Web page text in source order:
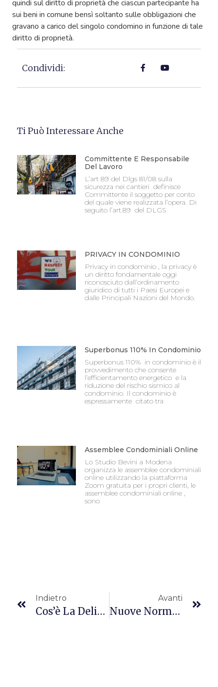
quindi sul diritto di proprietà che ciascun partecipante ha
sui beni in comune bensì soltanto sulle obbligazioni che
gravano a carico del singolo condomino in funzione di tale
diritto di proprietà.
Condividi:
Ti Può Interessare Anche
Committente E Responsabile
Del Lavoro
L’art 89 del Dlgs 81/08 sulla
sicurezza nei cantieri definisce
Committente il soggetto per conto
del quale viene realizzata l’opera. Di
seguito l’art.89 del DLGS
PRIVACY IN CONDOMINIO
Privacy in condominio , la privacy è
un diritto fondamentale oggi
riconosciuto dall’ordinamento
giuridico di tutti i Paesi Europei e
dalle Principali Nazioni del Mondo.
Superbonus 110% In Condominio
Superbonus 110% in condominio è il
provvedimento che consente
l’efficientamento energetico e la
riduzione del rischio sismico al
condominio. Il condominio è
espressamente citato tra
Assemblee Condominiali Online
Lo Studio Bevini a Modena
organizza le assemblee condominiali
online utilizzando la piattaforma
Zoom gratuita per i propri clienti, le
assemblee condominiali online ,
sono
Indietro
Cos’è La Delibera
Avanti
Nuove Norme Antincendio Per Condomini